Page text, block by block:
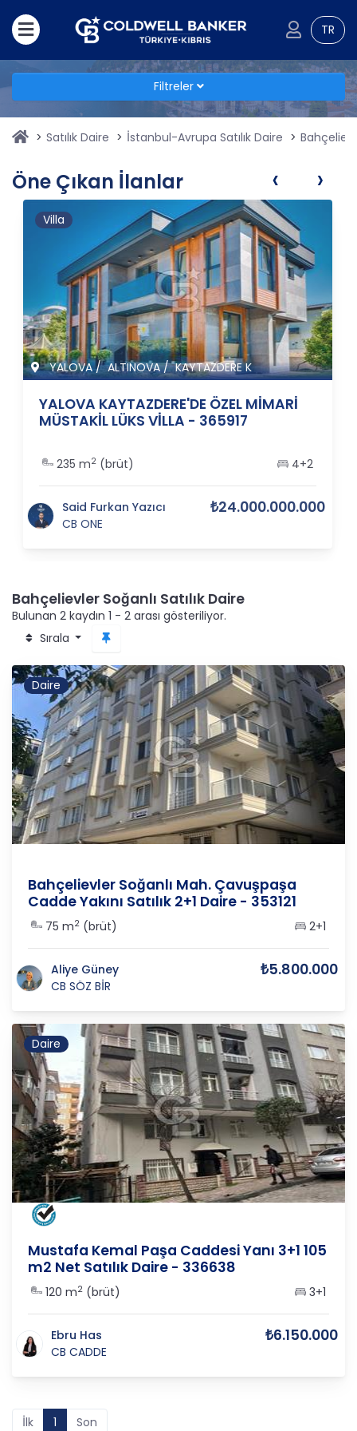
TR
Filtreler
Satılık Daire İstanbul-Avrupa Satılık Daire
Öne Çıkan İlanlar
Villa
YALOVA/ ALTINOVA/KAYTAZDERE K
YALOVA KAYTAZDERE'DE ÖZEL MİMARİ
MÜSTAKİL LÜKS VİLLA - 365917
235 m2 (brüt) 4+2
Said Furkan Yazıcı
CB ONE
₺24.000.000.000
‹ ›
Bahçelievler Soğanlı Satılık Daire
Bulunan 2 kaydın 1 - 2 arası gösteriliyor.
Sırala
Daire
Bahçelievler Soğanlı Mah. Çavuşpaşa
Cadde Yakını Satılık 2+1 Daire - 353121
75 m2 (brüt) 2+1
Aliye Güney
CB SÖZ BİR
₺5.800.000
Daire
Mustafa Kemal Paşa Caddesi Yanı 3+1 105
m2 Net Satılık Daire - 336638
120 m2 (brüt) 3+1
Ebru Has
CB CADDE
₺6.150.000
İlk 1 Son